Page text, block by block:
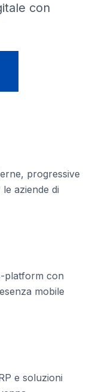
con
progressive
aziende di
platform con
mobile
e soluzioni